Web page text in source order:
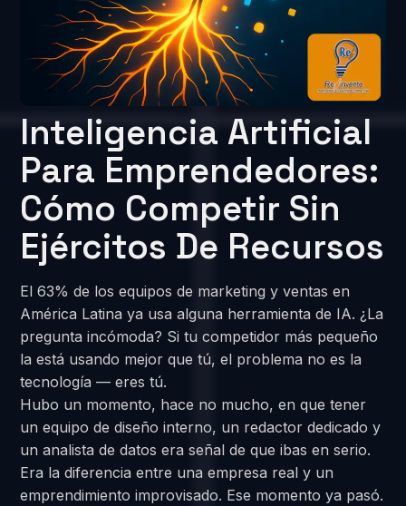
Inteligencia Artificial
Para Emprendedores:
Cómo Competir Sin
Ejércitos De Recursos
El 63% de los equipos de marketing y ventas en
América Latina ya usa alguna herramienta de IA. ¿La
pregunta incómoda? Si tu competidor más pequeño
la está usando mejor que tú, el problema no es la
tecnología — eres tú.
Hubo un momento, hace no mucho, en que tener
un equipo de diseño interno, un redactor dedicado y
un analista de datos era señal de que ibas en serio.
Era la diferencia entre una empresa real y un
emprendimiento improvisado. Ese momento ya pasó.